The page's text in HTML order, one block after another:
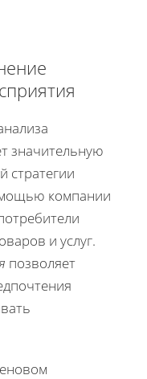
значительную
стратегии
компании
и услуг.
позволяет